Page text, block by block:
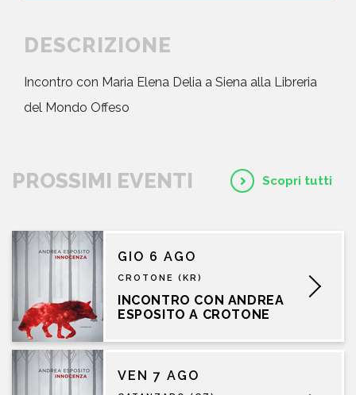
DESCRIZIONE
Incontro con Maria Elena Delia a Siena alla Libreria
del Mondo Offeso
PROSSIMI EVENTI Scopri tutti
GIO 6 AGO
CROTONE (KR)
INCONTRO CON ANDREA
ESPOSITO A CROTONE
VEN 7 AGO